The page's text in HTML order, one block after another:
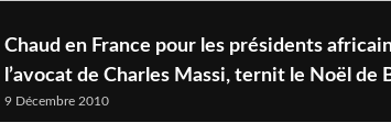
Chaud en France pour les présidents
l’avocat de Charles Massi, ternit le Noël de
9 Décembre 2010